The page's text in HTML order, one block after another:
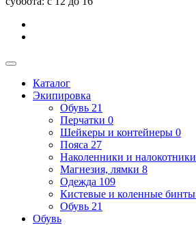
Каталог
Экипировка
Обувь 21
Перчатки 0
Шейкеры и контейнеры 0
Пояса 27
Наколенники и налокотники
Магнезия, лямки 8
Одежда 109
Кистевые и коленные бинты
Обувь 21
Обувь